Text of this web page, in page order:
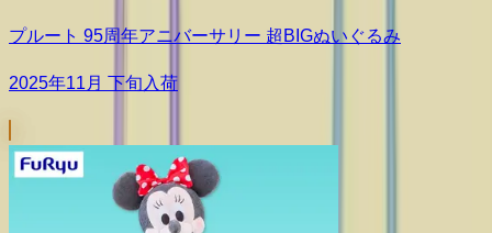
プルート 95周年アニバーサリー 超BIGぬいぐるみ
2025年11月 下旬入荷